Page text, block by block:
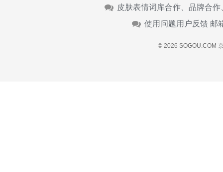
皮肤表情词库合作、品牌合
使用问题用户反馈 邮
© 2026 SOGOU.COM